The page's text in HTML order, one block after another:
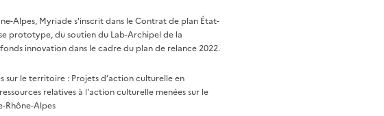
Alpes, Myriade s'inscrit dans le Contrat de plan État-
prototype, du soutien du Lab-Archipel de la
innovation dans le cadre du plan de relance 2022.
sur le territoire : Projets d’action culturelle en
relatives à l'action culturelle menées sur le
Rhône-Alpes